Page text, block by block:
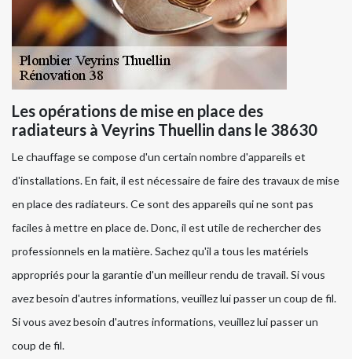
Les opérations de mise en place des
radiateurs à Veyrins Thuellin dans le 38630
Le chauffage se compose d'un certain nombre d'appareils et
d'installations. En fait, il est nécessaire de faire des travaux de mise
en place des radiateurs. Ce sont des appareils qui ne sont pas
faciles à mettre en place de. Donc, il est utile de rechercher des
professionnels en la matière. Sachez qu'il a tous les matériels
appropriés pour la garantie d'un meilleur rendu de travail. Si vous
avez besoin d'autres informations, veuillez lui passer un coup de fil.
Si vous avez besoin d'autres informations, veuillez lui passer un
coup de fil.